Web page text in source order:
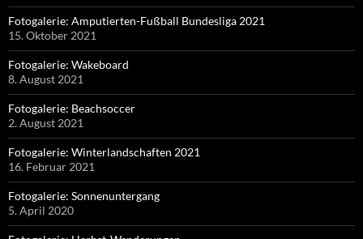
Fotogalerie: Amputierten-Fußball Bundesliga 2021
15. Oktober 2021
Fotogalerie: Wakeboard
8. August 2021
Fotogalerie: Beachsoccer
2. August 2021
Fotogalerie: Winterlandschaften 2021
16. Februar 2021
Fotogalerie: Sonnenuntergang
5. April 2020